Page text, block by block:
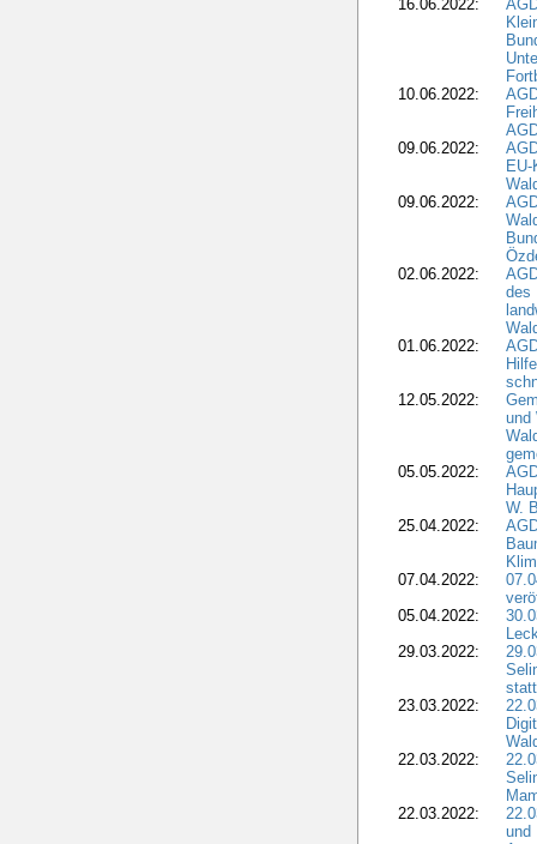
16.06.2022:
10.06.2022:
09.06.2022:
09.06.2022:
02.06.2022:
des
01.06.2022:
12.05.2022:
und
05.05.2022:
W.
25.04.2022:
07.04.2022:
05.04.2022:
29.03.2022:
23.03.2022:
22.03.2022:
22.03.2022:
und